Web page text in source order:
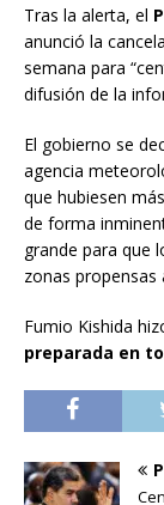
Tras la alerta, el
anunció la
semana para
difusión de la
El gobierno se
agencia
que hubiesen
de forma
grande para que
zonas propensas
Fumio Kishida
preparada en